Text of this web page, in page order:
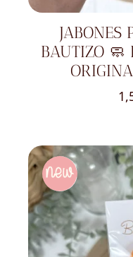
JABONES
BAUTIZO 🧼